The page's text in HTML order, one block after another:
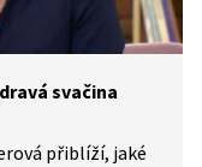
svačina
přiblíží, jaké